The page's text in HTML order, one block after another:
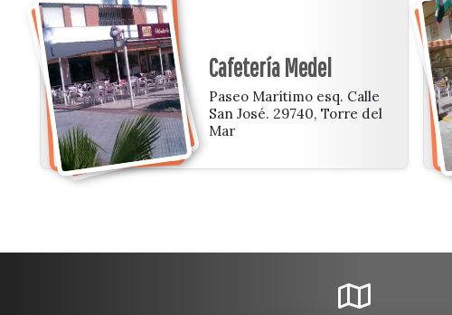
Cafetería Medel
Paseo Marítimo esq. Calle
San José. 29740, Torre del
Mar